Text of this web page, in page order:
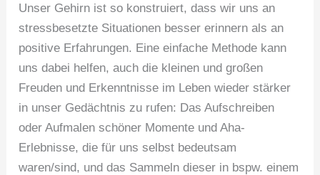
Unser Gehirn ist so konstruiert, dass wir uns an
stressbesetzte Situationen besser erinnern als an
positive Erfahrungen. Eine einfache Methode kann
uns dabei helfen, auch die kleinen und großen
Freuden und Erkenntnisse im Leben wieder stärker
in unser Gedächtnis zu rufen: Das Aufschreiben
oder Aufmalen schöner Momente und Aha-
Erlebnisse, die für uns selbst bedeutsam
waren/sind, und das Sammeln dieser in bspw. einem
Momenten)
zu
mehr
Lebensfreude,
Wachstum
und
Weisheit
führt